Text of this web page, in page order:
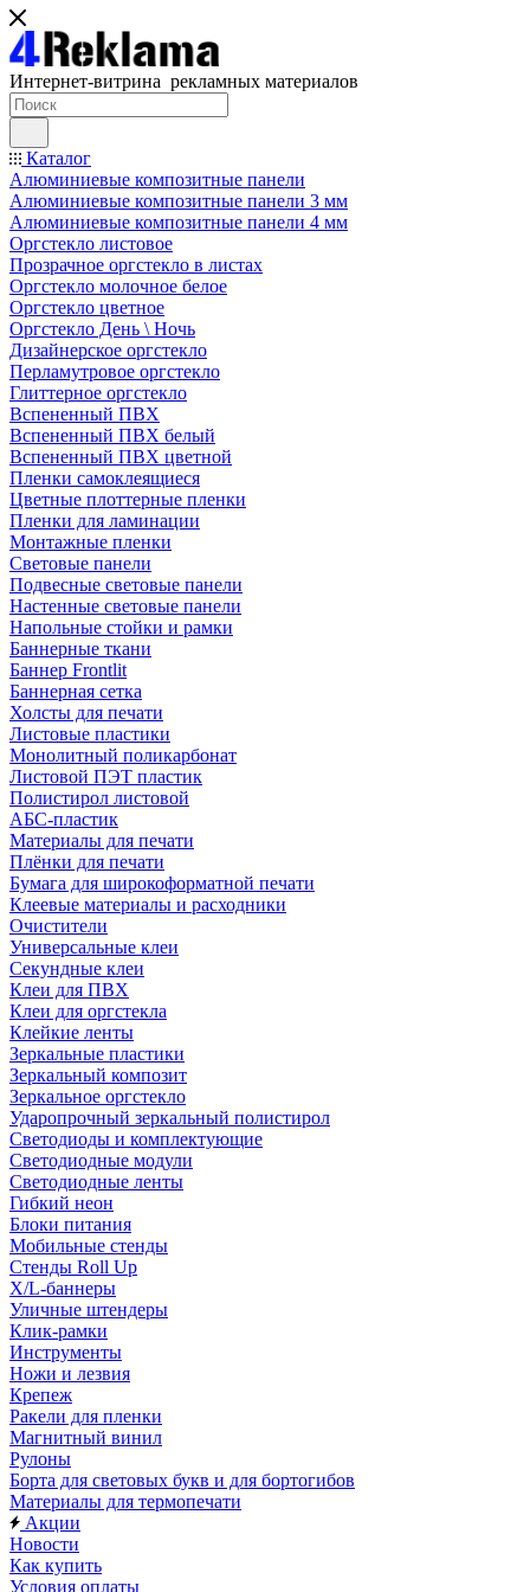
Интернет-витрина рекламных материалов
Каталог
Алюминиевые композитные панели
Алюминиевые композитные панели 3 мм
Алюминиевые композитные панели 4 мм
Оргстекло листовое
Прозрачное оргстекло в листах
Оргстекло молочное белое
Оргстекло цветное
Оргстекло День \ Ночь
Дизайнерское оргстекло
Перламутровое оргстекло
Глиттерное оргстекло
Вспененный ПВХ
Вспененный ПВХ белый
Вспененный ПВХ цветной
Пленки самоклеящиеся
Цветные плоттерные пленки
Пленки для ламинации
Монтажные пленки
Световые панели
Подвесные световые панели
Настенные световые панели
Напольные стойки и рамки
Баннерные ткани
Баннер Frontlit
Баннерная сетка
Холсты для печати
Листовые пластики
Монолитный поликарбонат
Листовой ПЭТ пластик
Полистирол листовой
АБС-пластик
Материалы для печати
Плёнки для печати
Бумага для широкоформатной печати
Клеевые материалы и расходники
Очистители
Универсальные клеи
Секундные клеи
Клеи для ПВХ
Клеи для оргстекла
Клейкие ленты
Зеркальные пластики
Зеркальный композит
Зеркальное оргстекло
Ударопрочный зеркальный полистирол
Светодиоды и комплектующие
Светодиодные модули
Светодиодные ленты
Гибкий неон
Блоки питания
Мобильные стенды
Стенды Roll Up
X/L-баннеры
Уличные штендеры
Клик-рамки
Инструменты
Ножи и лезвия
Крепеж
Ракели для пленки
Магнитный винил
Рулоны
Борта для световых букв и для бортогибов
Материалы для термопечати
Акции
Новости
Как купить
Условия оплаты